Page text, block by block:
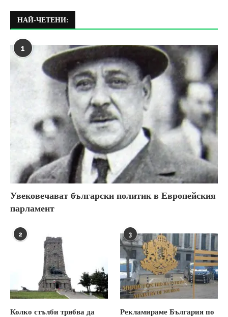
НАЙ-ЧЕТЕНИ:
1
Увековечават български политик в Европейския
парламент
2
Колко стълби трябва да
3
Рекламираме България по